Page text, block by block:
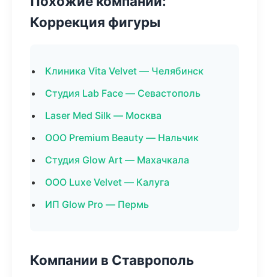
Коррекция фигуры
Клиника Vita Velvet — Челябинск
Студия Lab Face — Севастополь
Laser Med Silk — Москва
ООО Premium Beauty — Нальчик
Студия Glow Art — Махачкала
ООО Luxe Velvet — Калуга
ИП Glow Pro — Пермь
Компании в Ставрополь